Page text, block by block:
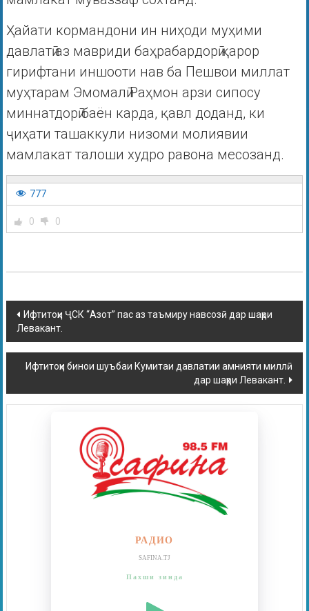
Ҳайати кормандони ин ниҳоди муҳими
давлатӣ аз мавриди баҳрабардорӣ қарор
гирифтани иншооти нав ба Пешвои миллат
муҳтарам Эмомалӣ Раҳмон арзи сипосу
миннатдорӣ баён карда, қавл доданд, ки
ҷиҳати ташаккули низоми молиявии
мамлакат талоши худро равона месозанд.
777
0 0
Ифтитоҳи ҶСК “Азот” пас аз таъмиру навсозӣ дар шаҳри
Левакант.
Ифтитоҳи бинои шуъбаи Кумитаи давлатии амнияти миллӣ
дар шаҳри Левакант.
РАДИО
SAFINA.TJ
Пахши зинда